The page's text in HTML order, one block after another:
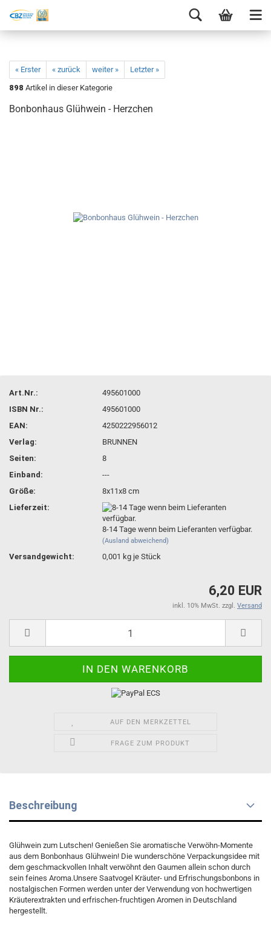
« Erster « zurück weiter »
Letzter »
898 Artikel in dieser Kategorie
Bonbonhaus Glühwein - Herzchen
Art.Nr.:
495601000
ISBN Nr.:
495601000
EAN:
4250222956012
Verlag:
BRUNNEN
Seiten:
8
Einband:
---
Größe:
8x11x8 cm
Lieferzeit:
8-14 Tage wenn beim Lieferanten verfügbar.
(Ausland abweichend)
Versandgewicht: 0,001 kg je Stück
6,20 EUR
inkl. 10% MwSt. zzgl. Versand
AUF DEN MERKZETTEL
FRAGE ZUM PRODUKT
Beschreibung
Glühwein zum Lutschen! Genießen Sie aromatische Verwöhn-Momente
aus dem Bonbonhaus Glühwein! Die wunderschöne Verpackungsidee mit
dem geschmackvollen Inhalt verwöhnt den Gaumen allein schon durch
sein feines Aroma.Unsere Saatvogel Kräuter- und Erfrischungsbonbons in
nostalgischen Formen werden unter der Verwendung von hochwertigen
Kräuterextrakten und erfrischen-fruchtigen Aromen in Deutschland
hergestellt.